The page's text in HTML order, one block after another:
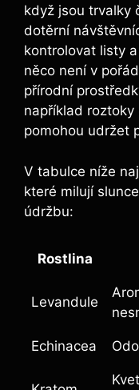
když jsou trvalky
dotěrní
kontrolovat listy
něco není v
přírodní
například
pomohou udržet
V tabulce níže
které milují
údržbu:
Rostlina
Levandule
Echinacea